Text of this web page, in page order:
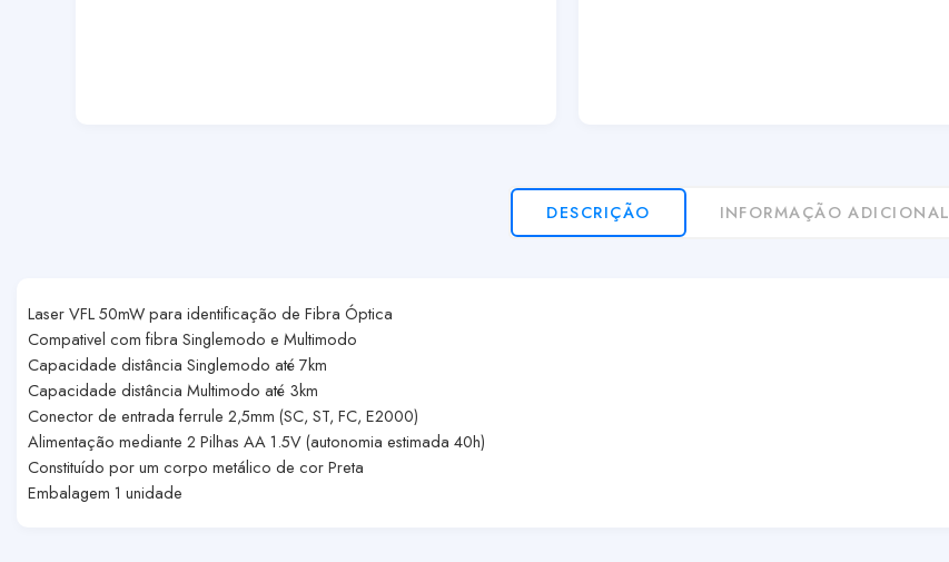
DESCRIÇÃO INFORMAÇÃO ADICIONAL
Laser VFL 50mW para identificação de Fibra Óptica
Compativel com fibra Singlemodo e Multimodo
Capacidade distância Singlemodo até 7km
Capacidade distância Multimodo até 3km
Conector de entrada ferrule 2,5mm (SC, ST, FC, E2000)
Alimentação mediante 2 Pilhas AA 1.5V (autonomia estimada 40h)
Constituído por um corpo metálico de cor Preta
Embalagem 1 unidade